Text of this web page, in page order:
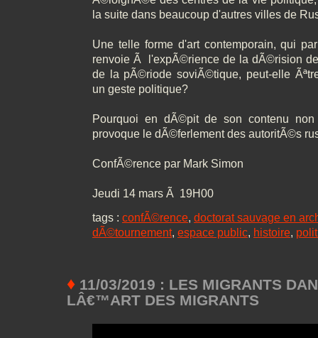
la suite dans beaucoup d'autres villes de
Une telle forme d'art contemporain, qui
renvoie Ã l'expÃ©rience de la dÃ©rision
de la pÃ©riode soviÃ©tique, peut-elle
un geste politique?
Pourquoi en dÃ©pit de son contenu non
provoque le dÃ©ferlement des autoritÃ©s
ConfÃ©rence par Mark Simon
Jeudi 14 mars Ã 19H00
tags : confÃ©rence, doctorat sauvage en
dÃ©tournement, espace public, histoire,
♦ 11/03/2019 : LES MIGRANTS
LÂ€™ART DES MIGRANTS